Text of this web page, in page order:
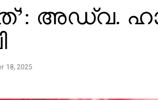
അഡ്വ.
18, 2025